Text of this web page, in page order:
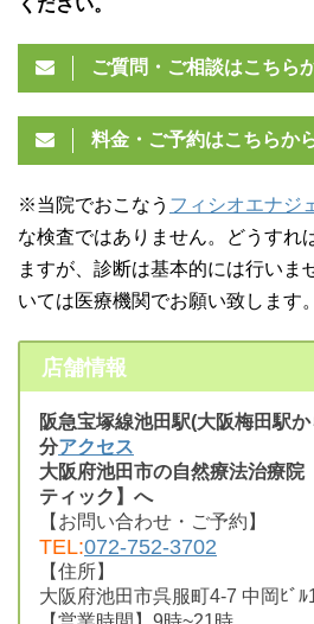
ご質問・ご相談はこちら
料金・ご予約はこちらか
※当院でおこなう フィシオエナジ
な検査ではありません。どうすれ
ますが、診断は基本的には行いま
いては医療機関でお願い致します。
店舗情報
阪急宝塚線池田駅(大阪梅田駅
分アクセス
大阪府池田市の自然療法治療院
ティック】へ
【お問い合わせ・ご予約】
TEL:072-752-3702
【住所】
大阪府池田市呉服町4-7 中岡ﾋﾞﾙ